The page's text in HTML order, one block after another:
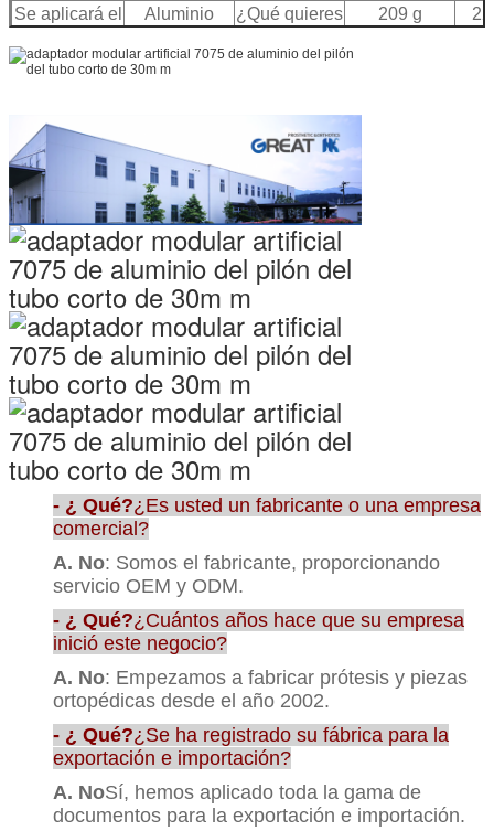
Se aplicará el
procedimiento
siguiente:
Aluminio
7075
¿Qué quieres
decir?
209 g
- ¿ Qué?¿Es usted un fabricante o una empresa
comercial?
A. No: Somos el fabricante, proporcionando
servicio OEM y ODM.
- ¿ Qué?¿Cuántos años hace que su empresa
inició este negocio?
A. No: Empezamos a fabricar prótesis y piezas
ortopédicas desde el año 2002.
- ¿ Qué?¿Se ha registrado su fábrica para la
exportación e importación?
A. NoSí, hemos aplicado toda la gama de
documentos para la exportación e importación.